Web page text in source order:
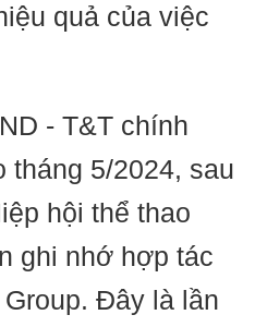
quả của việc
- T&T chính
tháng 5/2024, sau
hội thể thao
ghi nhớ hợp tác
Đây là lần